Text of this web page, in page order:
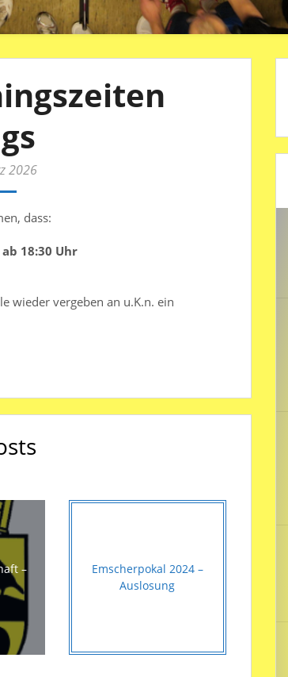
2026
dass:
18:30 Uhr
wieder vergeben an u.K.n. ein
–
Emscherpokal 2024 –
Auslosung